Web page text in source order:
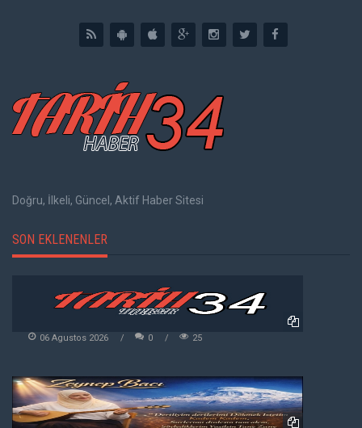
Doğru, İlkeli, Güncel, Aktif Haber Sitesi
SON EKLENENLER
06 Agustos 2026 0 25